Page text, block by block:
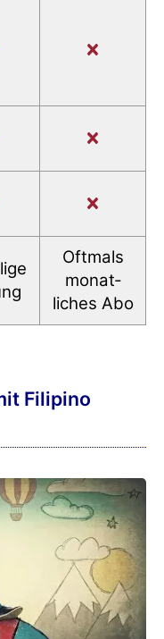
Oftmals
monat­
liches Abo
Filipino